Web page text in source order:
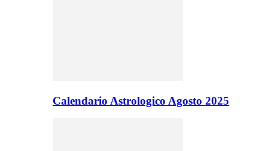
Calendario Astrologico Agosto 2025